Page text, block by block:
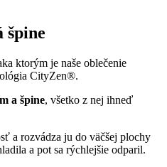
špine
ktorým je naše oblečenie
CityZen®.
a špine, všetko z nej ihneď
a rozvádza ju do väčšej plochy
a pot sa rýchlejšie odparil.